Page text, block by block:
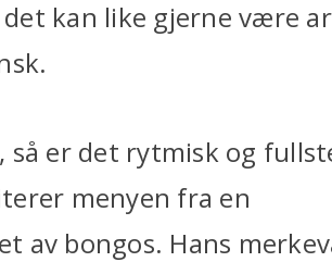
kan like gjerne være
er det rytmisk og
menyen fra en
av bongos. Hans